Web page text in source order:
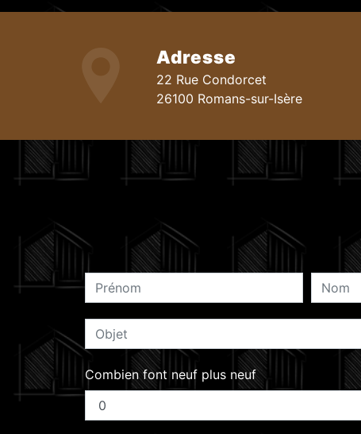
Adresse
22 Rue Condorcet
26100 Romans-sur-Isère
Combien font neuf plus neuf